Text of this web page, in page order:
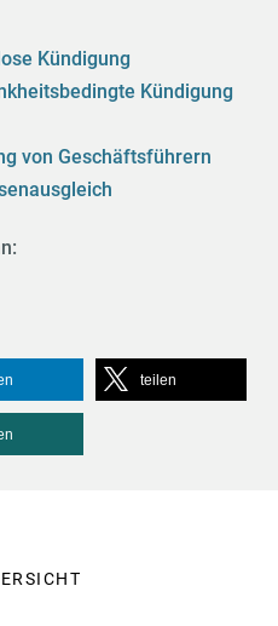
Kündigung
Kündigung
von Geschäftsführern
teilen